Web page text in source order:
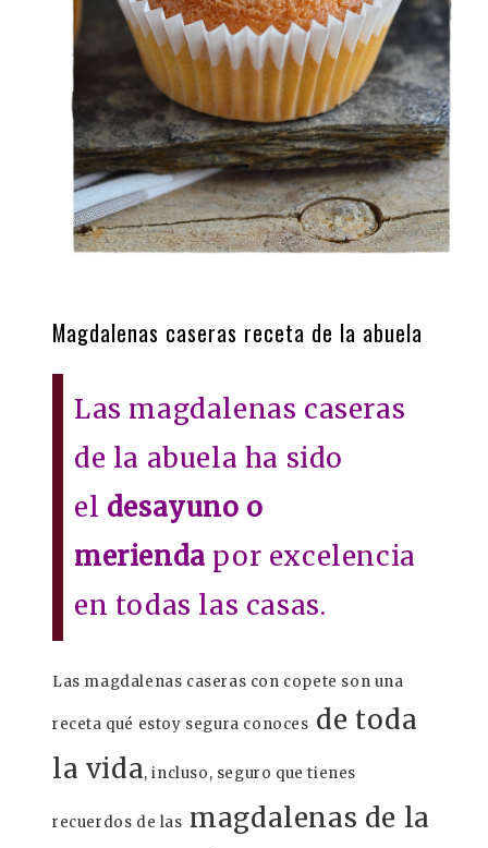
Magdalenas caseras receta de la abuela
Las magdalenas caseras
de la abuela ha sido
el desayuno o
merienda por excelencia
en todas las casas.
Las magdalenas caseras con copete son una
receta qué estoy segura conoces de toda
la vida, incluso, seguro que tienes
recuerdos de las magdalenas de la